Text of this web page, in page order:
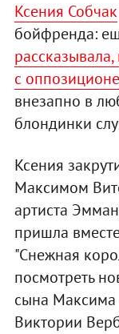
Ксения Собчак
бойфренда:
с
внезапно в
блондинки
Ксения
Максимом
артиста
пришла
"Снежная
посмотреть
сына Максима
Виктории